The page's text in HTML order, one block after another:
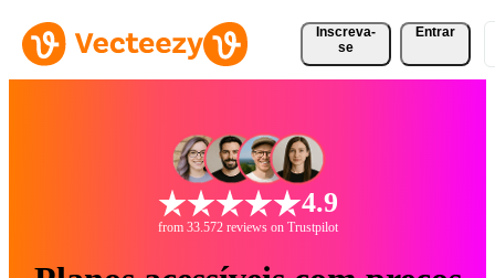
Inscreva-
se
Entrar
4.9
from 33.572 reviews on Trustpilot